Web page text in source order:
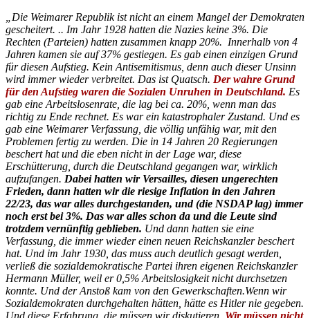
„Die Weimarer Republik ist nicht an einem Mangel der Demokraten
gescheitert. .. Im Jahr 1928 hatten die Nazies keine 3%. Die
Rechten (Parteien) hatten zusammen knapp 20%. Innerhalb von 4
Jahren kamen sie auf 37% gestiegen. Es gab einen einzigen Grund
für diesen Aufstieg. Kein Antisemitismus, denn auch dieser Unsinn
wird immer wieder verbreitet. Das ist Quatsch. Der wahre Grund
für den Aufstieg waren die Sozialen Unruhen in Deutschland. Es
gab eine Arbeitslosenrate, die lag bei ca. 20%, wenn man das
richtig zu Ende rechnet. Es war ein katastrophaler Zustand. Und es
gab eine Weimarer Verfassung, die völlig unfähig war, mit den
Problemen fertig zu werden. Die in 14 Jahren 20 Regierungen
beschert hat und die eben nicht in der Lage war, diese
Erschütterung, durch die Deutschland gegangen war, wirklich
aufzufangen. Dabei hatten wir Versailles, diesen ungerechten
Frieden, dann hatten wir die riesige Inflation in den Jahren
22/23, das war alles durchgestanden, und (die NSDAP lag) immer
noch erst bei 3%. Das war alles schon da und die Leute sind
trotzdem vernünftig geblieben. Und dann hatten sie eine
Verfassung, die immer wieder einen neuen Reichskanzler beschert
hat. Und im Jahr 1930, das muss auch deutlich gesagt werden,
verließ die sozialdemokratische Partei ihren eigenen Reichskanzler
Hermann Müller, weil er 0,5% Arbeitslosigkeit nicht durchsetzen
konnte. Und der Anstoß kam von den Gewerkschaften.Wenn wir
Sozialdemokraten durchgehalten hätten, hätte es Hitler nie gegeben.
Und diese Erfahrung, die müssen wir diskutieren. Wir müssen nicht